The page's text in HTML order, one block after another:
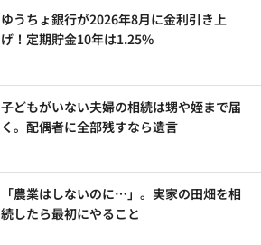
ゆうちょ銀行が2026年8月に金利引き上
げ！定期貯金10年は1.25%
子どもがいない夫婦の相続は甥や姪まで届
く。配偶者に全部残すなら遺言
「農業はしないのに…」。実家の田畑を相
続したら最初にやること